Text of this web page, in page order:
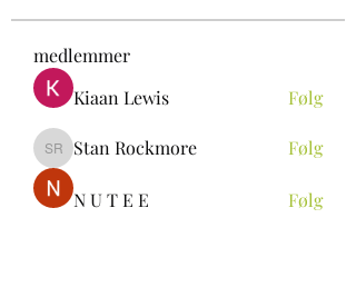
medlemmer
Kiaan Lewis
Følg
Stan Rockmore
Stan Rockmore Følg
N U T E E Følg